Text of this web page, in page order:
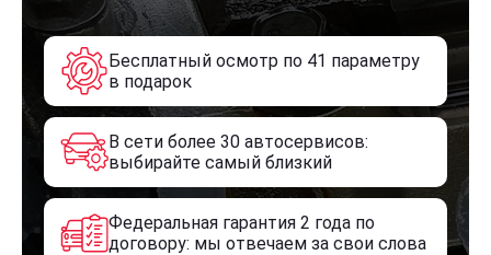
Бесплатный осмотр по 41 параметру
в подарок
В сети более 30 автосервисов:
выбирайте самый близкий
Федеральная гарантия 2 года по
договору: мы отвечаем за свои слова